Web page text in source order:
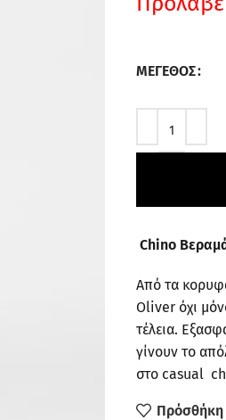
ΜΈΓΕΘΟΣ
Chino
Από τα
Oliver όχι
τέλεια.
γίνουν το
στο casual
Πρόσθήκη